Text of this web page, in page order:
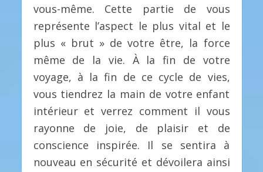
vous-même. Cette partie de vous
représente l’aspect le plus vital et le
plus « brut » de votre être, la force
même de la vie. À la fin de votre
voyage, à la fin de ce cycle de vies,
vous tiendrez la main de votre enfant
intérieur et verrez comment il vous
rayonne de joie, de plaisir et de
conscience inspirée. Il se sentira à
nouveau en sécurité et dévoilera ainsi